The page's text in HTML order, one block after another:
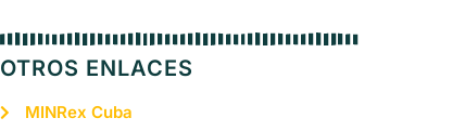
OTROS ENLACES
MINRex Cuba